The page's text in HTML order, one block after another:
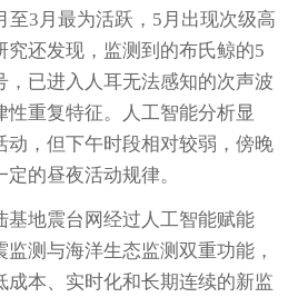
至3月最为活跃，5月出现次级高
究还发现，监测到的布氏鲸的5
，已进入人耳无法感知的次声波
性重复特征。人工智能分析显
动，但下午时段相对较弱，傍晚
的昼夜活动规律。
基地震台网经过人工智能赋能
测与海洋生态监测双重功能，
成本、实时化和长期连续的新监